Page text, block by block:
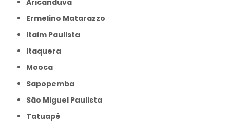
Ermelino Matarazzo
Itaim Paulista
Itaquera
Mooca
Sapopemba
São Miguel Paulista
Tatuapé